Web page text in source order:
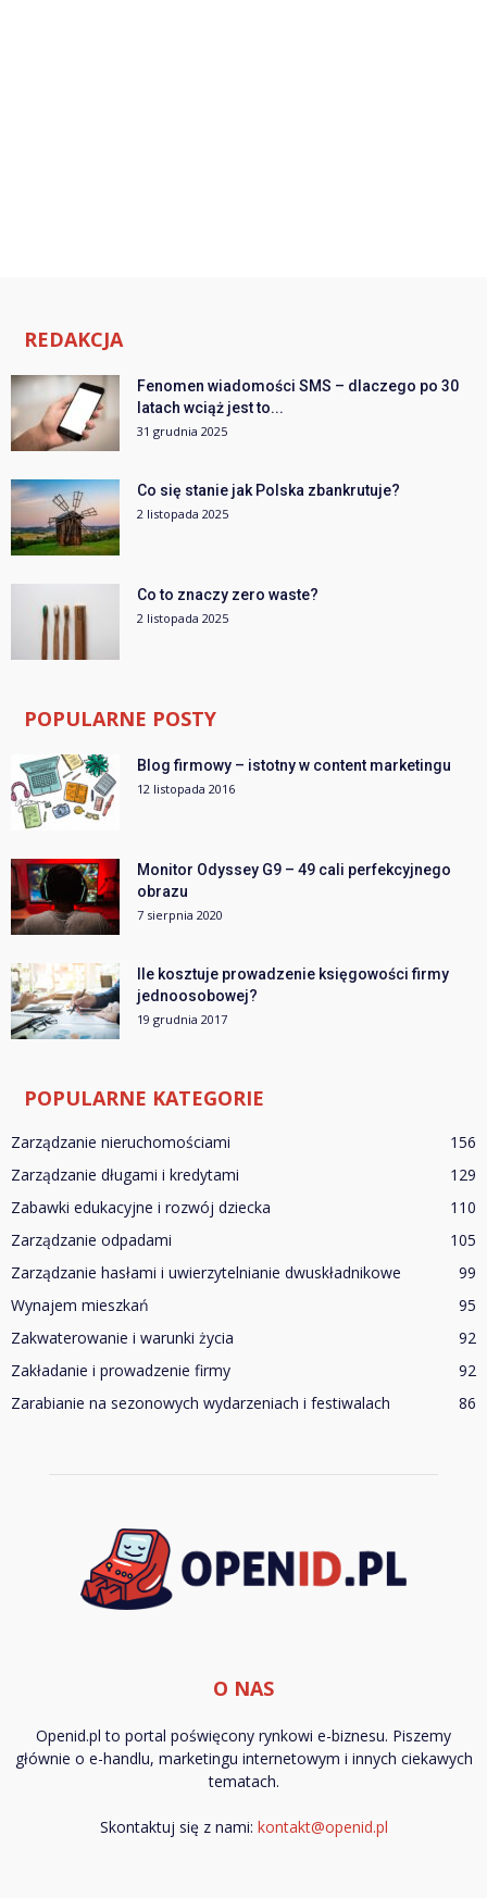
REDAKCJA
Fenomen wiadomości SMS – dlaczego po 30
latach wciąż jest to...
31 grudnia 2025
Co się stanie jak Polska zbankrutuje?
2 listopada 2025
Co to znaczy zero waste?
2 listopada 2025
POPULARNE POSTY
Blog firmowy – istotny w content marketingu
12 listopada 2016
Monitor Odyssey G9 – 49 cali perfekcyjnego
obrazu
7 sierpnia 2020
Ile kosztuje prowadzenie księgowości firmy
jednoosobowej?
19 grudnia 2017
POPULARNE KATEGORIE
Zarządzanie nieruchomościami
156
Zarządzanie długami i kredytami
129
Zabawki edukacyjne i rozwój dziecka
110
Zarządzanie odpadami
105
Zarządzanie hasłami i uwierzytelnianie dwuskładnikowe
99
Wynajem mieszkań
95
Zakwaterowanie i warunki życia
92
Zakładanie i prowadzenie firmy
92
Zarabianie na sezonowych wydarzeniach i festiwalach
86
O NAS
Openid.pl to portal poświęcony rynkowi e-biznesu. Piszemy
głównie o e-handlu, marketingu internetowym i innych ciekawych
tematach.
Skontaktuj się z nami: kontakt@openid.pl